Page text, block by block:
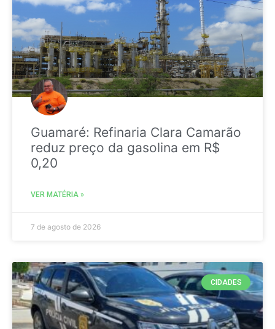
Guamaré: Refinaria Clara Camarão
reduz preço da gasolina em R$
0,20
VER MATÉRIA »
7 de agosto de 2026
CIDADES